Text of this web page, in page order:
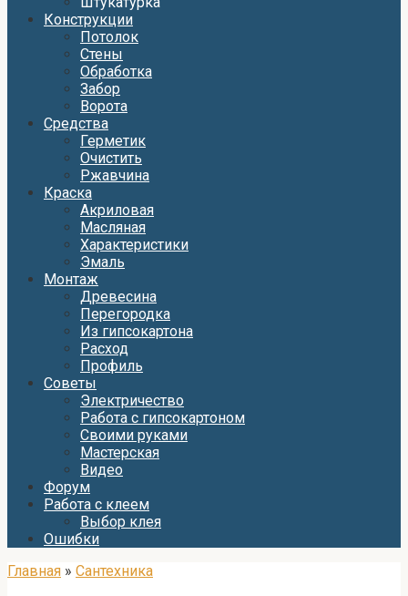
Конструкции
Потолок
Стены
Обработка
Забор
Ворота
Средства
Герметик
Очистить
Ржавчина
Краска
Акриловая
Масляная
Характеристики
Эмаль
Монтаж
Древесина
Перегородка
Из гипсокартона
Расход
Профиль
Советы
Электричество
Работа с гипсокартоном
Своими руками
Мастерская
Видео
Форум
Работа с клеем
Выбор клея
Ошибки
Главная » Сантехника